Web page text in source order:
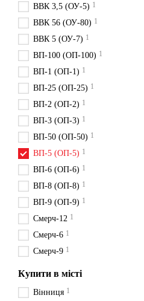
ВВК 3,5 (ОУ-5) 1
ВВК 56 (ОУ-80) 1
ВВК 5 (ОУ-7) 1
ВП-100 (ОП-100) 1
ВП-1 (ОП-1) 1
ВП-25 (ОП-25) 1
ВП-2 (ОП-2) 1
ВП-3 (ОП-3) 1
ВП-50 (ОП-50) 1
ВП-5 (ОП-5) 1
ВП-6 (ОП-6) 1
ВП-8 (ОП-8) 1
ВП-9 (ОП-9) 1
Смерч-12 1
Смерч-6 1
Смерч-9 1
Купити в місті
Вінниця 1